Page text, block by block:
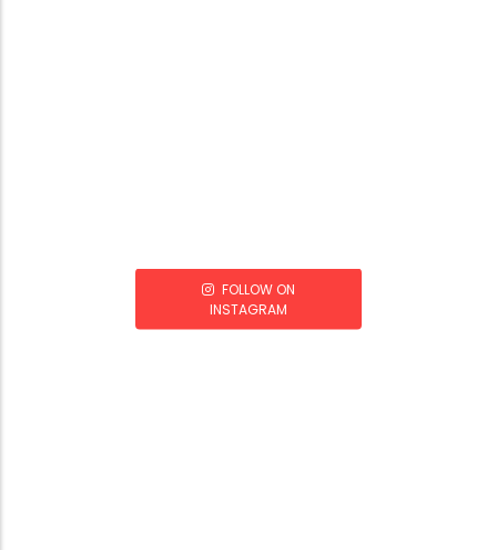
FOLLOW ON
INSTAGRAM